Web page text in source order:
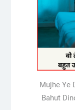
Mujhe Ye
Bahut